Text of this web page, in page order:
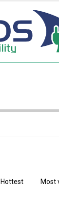
Hottest Most